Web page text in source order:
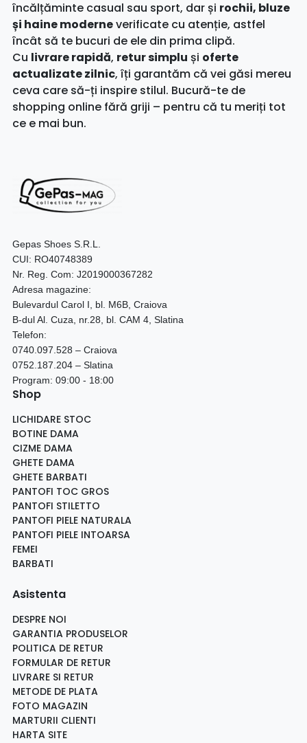
încălțăminte casual sau sport, dar și rochii, bluze
și haine moderneverificate cu atenție, astfel
încât să te bucuri de ele din prima clipă.
Cu livrare rapidă, retur simplu și oferte
actualizate zilnic, îți garantăm că vei găsi mereu
ceva care să-ți inspire stilul. Bucură-te de
shopping online fără griji – pentru că tu meriți tot
ce e mai bun.
Gepas Shoes S.R.L.
CUI: RO40748389
Nr. Reg. Com: J2019000367282
Adresa magazine:
Bulevardul Carol I, bl. M6B, Craiova
B-dul Al. Cuza, nr.28, bl. CAM 4, Slatina
Telefon:
0740.097.528 – Craiova
0752.187.204 – Slatina
Program: 09:00 - 18:00
Shop
LICHIDARE STOC
BOTINE DAMA
CIZME DAMA
GHETE DAMA
GHETE BARBATI
PANTOFI TOC GROS
PANTOFI STILETTO
PANTOFI PIELE NATURALA
PANTOFI PIELE INTOARSA
FEMEI
BARBATI
Asistenta
DESPRE NOI
GARANTIA PRODUSELOR
POLITICA DE RETUR
FORMULAR DE RETUR
LIVRARE SI RETUR
METODE DE PLATA
FOTO MAGAZIN
MARTURII CLIENTI
HARTA SITE